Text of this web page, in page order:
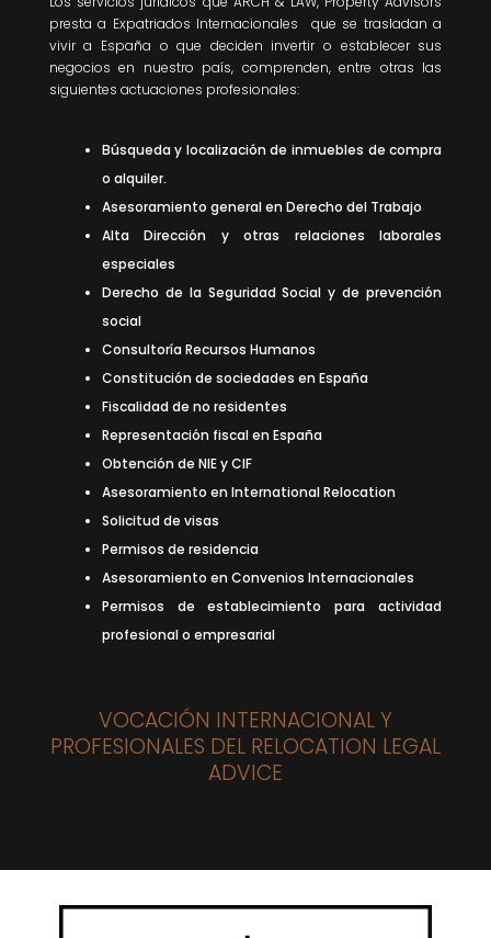
presta a Expatriados Internacionales que se trasladan a
vivir a España o que deciden invertir o establecer sus
negocios en nuestro país, comprenden, entre otras las
siguientes actuaciones profesionales:
Búsqueda y localización de inmuebles de compra
o alquiler.
Asesoramiento general en Derecho del Trabajo
Alta Dirección y otras relaciones laborales
especiales
Derecho de la Seguridad Social y de prevención
social
Consultoría Recursos Humanos
Constitución de sociedades en España
Fiscalidad de no residentes
Representación fiscal en España
Obtención de NIE y CIF
Asesoramiento en International Relocation
Solicitud de visas
Permisos de residencia
Asesoramiento en Convenios Internacionales
Permisos de establecimiento para actividad
profesional o empresarial
VOCACIÓN INTERNACIONAL Y
PROFESIONALES DEL RELOCATION LEGAL
ADVICE